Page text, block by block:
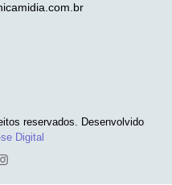
reservados. Desenvolvido
Digital